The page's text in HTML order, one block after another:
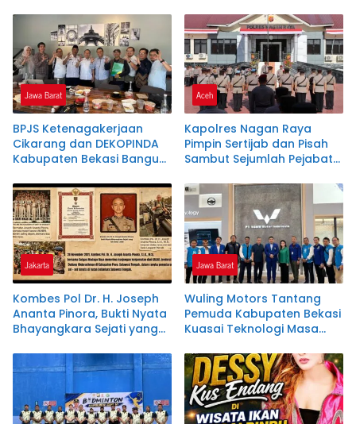
Bersubsidi dan Bio Solar
Bersubsidi.
Jawa Barat
BPJS Ketenagakerjaan
Cikarang dan DEKOPINDA
Kabupaten Bekasi Bangun
Perlindungan Pekerja
Koperasi dan UKM
Aceh
Kapolres Nagan Raya
Pimpin Sertijab dan Pisah
Sambut Sejumlah Pejabat
Jajaran
Jakarta
Kombes Pol Dr. H. Joseph
Ananta Pinora, Bukti Nyata
Bhayangkara Sejati yang
Jawa Barat
Wuling Motors Tantang
Pemuda Kabupaten Bekasi
Kuasai Teknologi Masa